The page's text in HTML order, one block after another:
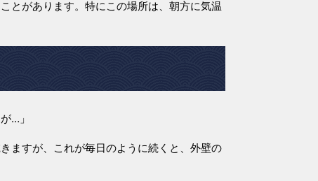
とがあります。特にこの場所は、朝方に気温
…」
ますが、これが毎日のように続くと、外壁の